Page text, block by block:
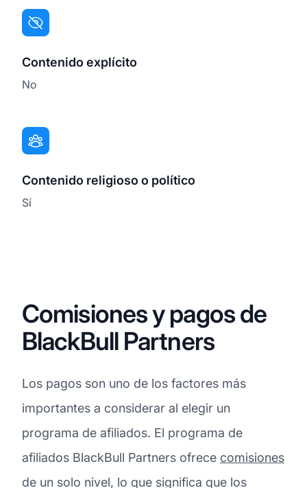
Contenido explícito
No
Contenido religioso o político
Sí
Comisiones y pagos de
BlackBull Partners
Los pagos son uno de los factores más
importantes a considerar al elegir un
programa de afiliados. El programa de
afiliados BlackBull Partners ofrece comisiones
de un solo nivel, lo que significa que los